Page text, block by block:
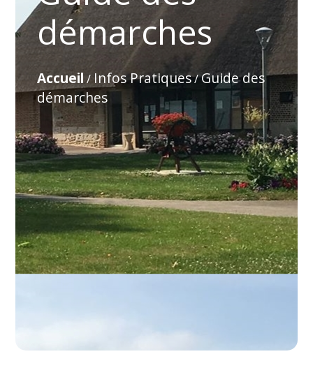
démarches
Accueil / Infos Pratiques/Guide des
démarches